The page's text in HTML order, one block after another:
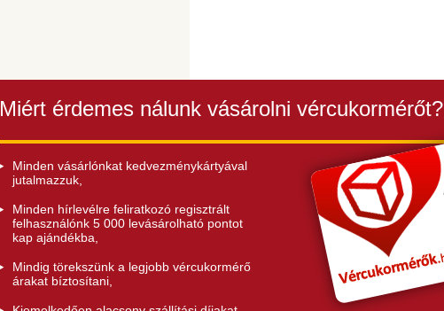
Miért érdemes nálunk vásárolni vércukormérőt?
Minden vásárlónkat kedvezménykártyával
jutalmazzuk,
Minden hírlevélre feliratkozó regisztrált
felhasználónk 5 000 levásárolható pontot
kap ajándékba,
Mindig törekszünk a legjobb vércukormérő
árakat bíztosítani,